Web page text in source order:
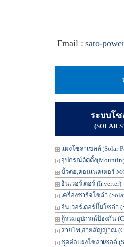
Email : sato-
ระบบโซ
(SOLAR
แผงโซล่าเซลล์ (Solar
อุปกรณ์ติดตั้ง
ขั้วต่อ,คอนเนคเตอร์
อินเวอร์เตอร์ (Inverter)
เครื่องชาร์จโซล่า
อินเวอร์เตอร์ปั๊มโซล่า
ตู้รวมอุปกรณ์ป้องกัน
สายไฟ,สายสัญญาณ
ชุดต่อแผงโซล่าเซลล์